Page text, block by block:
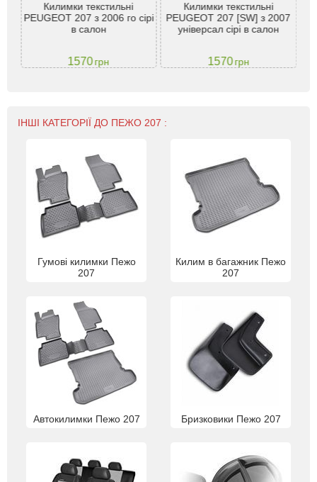
Килимки текстильні
PEUGEOT 207 з 2006 го сірі
в салон
1570грн
Килимки текстильні
PEUGEOT 207 [SW] з 2007
універсал сірі в салон
1570грн
ІНШІ КАТЕГОРІЇ ДО ПЕЖО 207 :
Гумові килимки Пежо
207
Килим в багажник Пежо
207
Автокилимки Пежо 207 Бризковики Пежо 207